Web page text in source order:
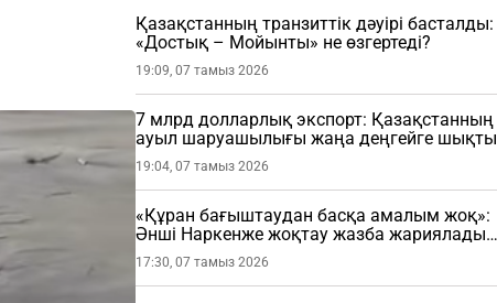
Қазақстанның транзиттік дәуірі басталды:
«Достық – Мойынты» не өзгертеді?
19:09, 07 тамыз 2026
7 млрд долларлық экспорт: Қазақстанның
ауыл шаруашылығы жаңа деңгейге шықты
19:04, 07 тамыз 2026
«Құран бағыштаудан басқа амалым жоқ»:
Әнші Наркенже жоқтау жазба жариялады
(ФОТО)
17:30, 07 тамыз 2026